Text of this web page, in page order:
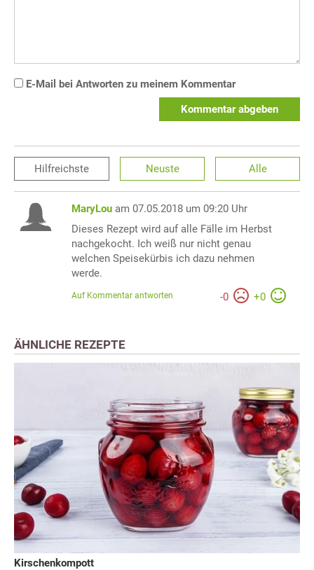
E-Mail bei Antworten zu meinem Kommentar
Kommentar abgeben
Hilfreichste Neuste Alle
MaryLou am 07.05.2018 um 09:20 Uhr
Dieses Rezept wird auf alle Fälle im Herbst
nachgekocht. Ich weiß nur nicht genau
welchen Speisekürbis ich dazu nehmen
werde.
-0 +0
Auf Kommentar antworten
ÄHNLICHE REZEPTE
Kirschenkompott